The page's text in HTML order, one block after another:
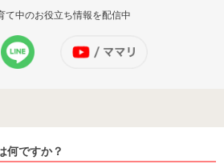
て中のお役立ち情報を配信中
何ですか？